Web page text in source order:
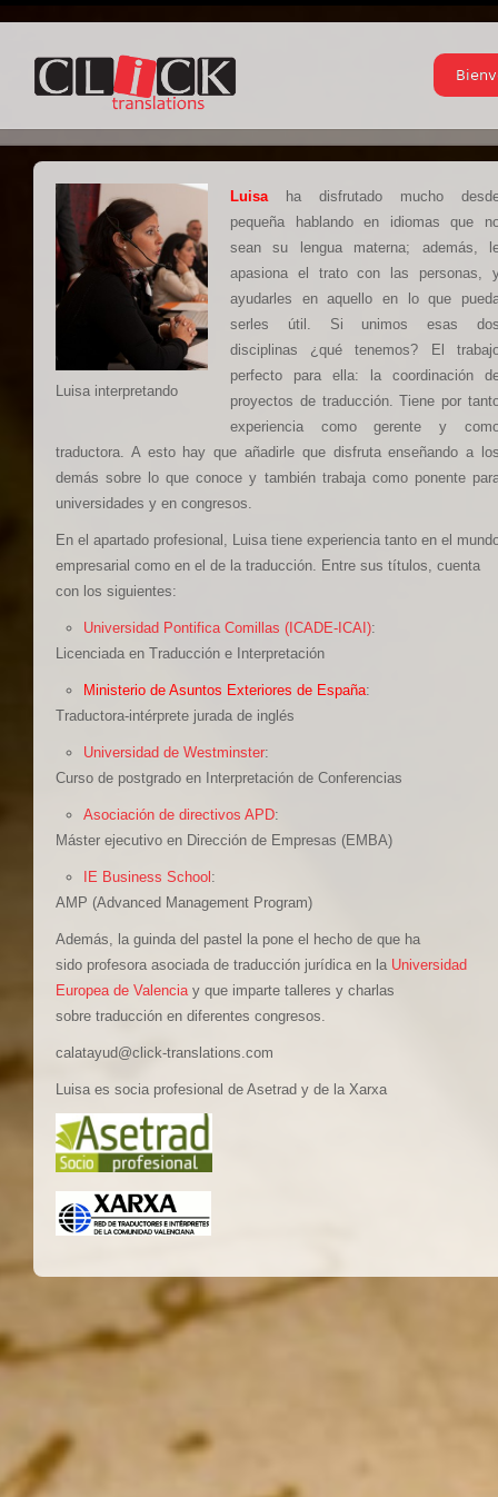
Luisa interpretando
Luisaha disfrutado mucho
pequeña hablando en idiomas que
sean su lengua materna; además,
apasiona el trato con las personas,
ayudarles en aquello en lo que
serles útil. Si unimos esas
disciplinas ¿qué tenemos? El
perfecto para ella: la coordinación
proyectos de traducción. Tiene por
experiencia como gerente y
traductora. A esto hay que añadirle que disfruta enseñando a
demás sobre lo que conoce y también trabaja como ponente
universidades y en congresos.
En el apartado profesional, Luisa tiene experiencia tanto en el
empresarial como en el de la traducción. Entre sus títulos, cuenta
con los siguientes:
Universidad Pontifica Comillas (ICADE-ICAI):
Licenciada en Traducción e Interpretación
Ministerio de Asuntos Exteriores de España:
Traductora-intérprete jurada de inglés
Universidad de Westminster:
Curso de postgrado en Interpretación de Conferencias
Asociación de directivos APD:
Máster ejecutivo en Dirección de Empresas (EMBA)
IE Business School :
AMP (Advanced Management Program)
Además, la guinda del pastel la pone el hecho de que ha
sido profesora asociada de traducción jurídica en la Universidad
Europea de Valenciay que imparte talleres y charlas
sobre traducción en diferentes congresos.
calatayud@click-translations.com
Luisa es socia profesional de Asetrad y de la Xarxa